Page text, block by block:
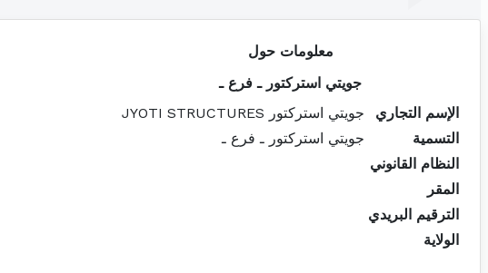
معلومات حول
جويتي استركتور ـ فرع ـ
الإسم التجاري
جويتي استركتور JYOTI STRUCTURES
التسمية
جويتي استركتور ـ فرع ـ
النظام القانوني
المقر
الترقيم البريدي
الولاية